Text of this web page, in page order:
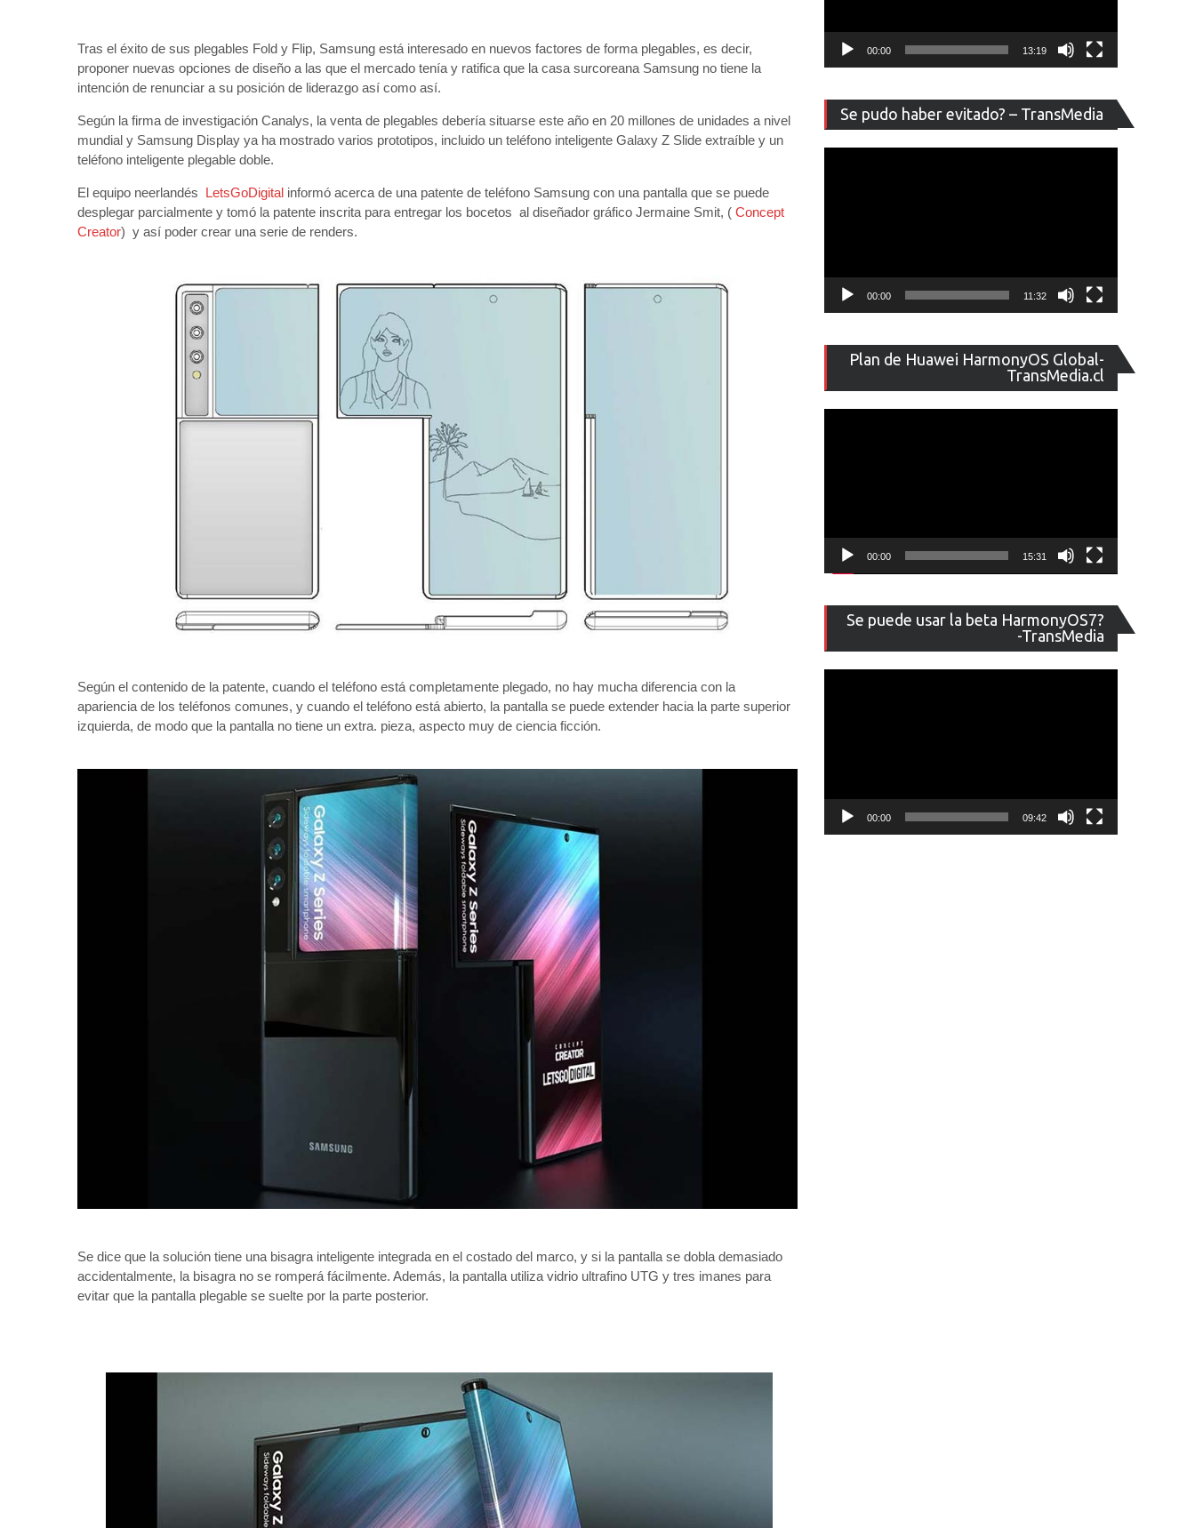
Tras el éxito de sus plegables Fold y Flip, Samsung está interesado en nuevos factores de forma plegables, es decir,
proponer nuevas opciones de diseño a las que el mercado tenía y ratifica que la casa surcoreana Samsung no tiene la
intención de renunciar a su posición de liderazgo así como así.
Según la firma de investigación Canalys, la venta de plegables debería situarse este año en 20 millones de unidades a nivel
mundial y Samsung Display ya ha mostrado varios prototipos, incluido un teléfono inteligente Galaxy Z Slide extraíble y un
teléfono inteligente plegable doble.
El equipo neerlandés LetsGoDigital informó acerca de una patente de teléfono Samsung con una pantalla que se puede
desplegar parcialmente y tomó la patente inscrita para entregar los bocetos al diseñador gráfico Jermaine Smit, ( Concept
Creator) y así poder crear una serie de renders.
Según el contenido de la patente, cuando el teléfono está completamente plegado, no hay mucha diferencia con la
apariencia de los teléfonos comunes, y cuando el teléfono está abierto, la pantalla se puede extender hacia la parte superior
izquierda, de modo que la pantalla no tiene un extra. pieza, aspecto muy de ciencia ficción.
Se dice que la solución tiene una bisagra inteligente integrada en el costado del marco, y si la pantalla se dobla demasiado
accidentalmente, la bisagra no se romperá fácilmente. Además, la pantalla utiliza vidrio ultrafino UTG y tres imanes para
evitar que la pantalla plegable se suelte por la parte posterior.
00:00 13:19
Se pudo haber evitado? – TransMedia
de
vídeo
00:00 11:32
Plan de Huawei HarmonyOS Global-
TransMedia.cl
de
vídeo
00:00 15:31
Se puede usar la beta HarmonyOS7?
-TransMedia
de
vídeo
00:00 09:42